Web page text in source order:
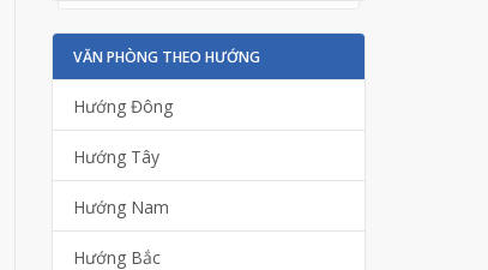
VĂN PHÒNG THEO HƯỚNG
Hướng Đông
Hướng Tây
Hướng Nam
Hướng Bắc